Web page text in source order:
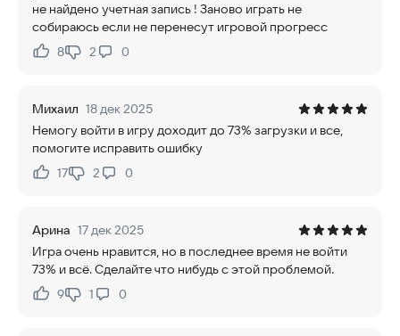
не найдено учетная запись ! Заново играть не
собираюсь если не перенесут игровой прогресс
Нравится:
8Не нравится:
2 0
Михаил 18 дек 2025
Немогу войти в игру доходит до 73% загрузки и все,
помогите исправить ошибку
Нравится:
17Не нравится:
2 0
Арина 17 дек 2025
Игра очень нравится, но в последнее время не войти
73% и всё. Сделайте что нибудь с этой проблемой.
Нравится:
9Не нравится:
1 0